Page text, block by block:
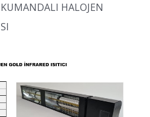
HALOJEN